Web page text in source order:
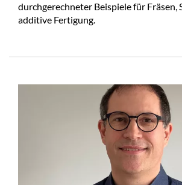
durchgerechneter Beispiele für Fräsen,
additive Fertigung.